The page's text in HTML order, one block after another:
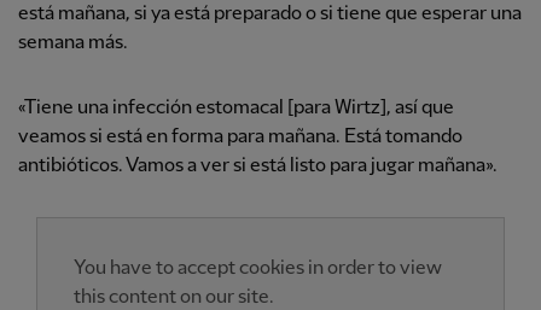
está mañana, si ya está preparado o si tiene que esperar una
semana más.
«Tiene una infección estomacal [para Wirtz], así que
veamos si está en forma para mañana. Está tomando
antibióticos. Vamos a ver si está listo para jugar mañana».
You have to accept cookies in order to view
this content on our site.